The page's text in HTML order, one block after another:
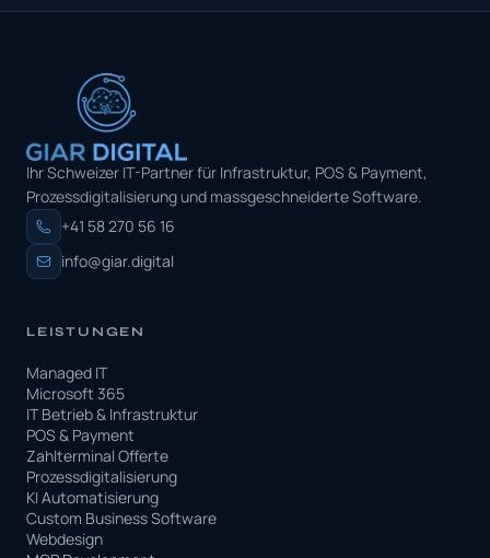
Ihr Schweizer IT-Partner für Infrastruktur, POS & Payment,
Prozessdigitalisierung und massgeschneiderte Software.
+41 58 270 56 16
info@giar.digital
LEISTUNGEN
Managed IT
Microsoft 365
IT Betrieb & Infrastruktur
POS & Payment
Zahlterminal Offerte
Prozessdigitalisierung
KI Automatisierung
Custom Business Software
Webdesign